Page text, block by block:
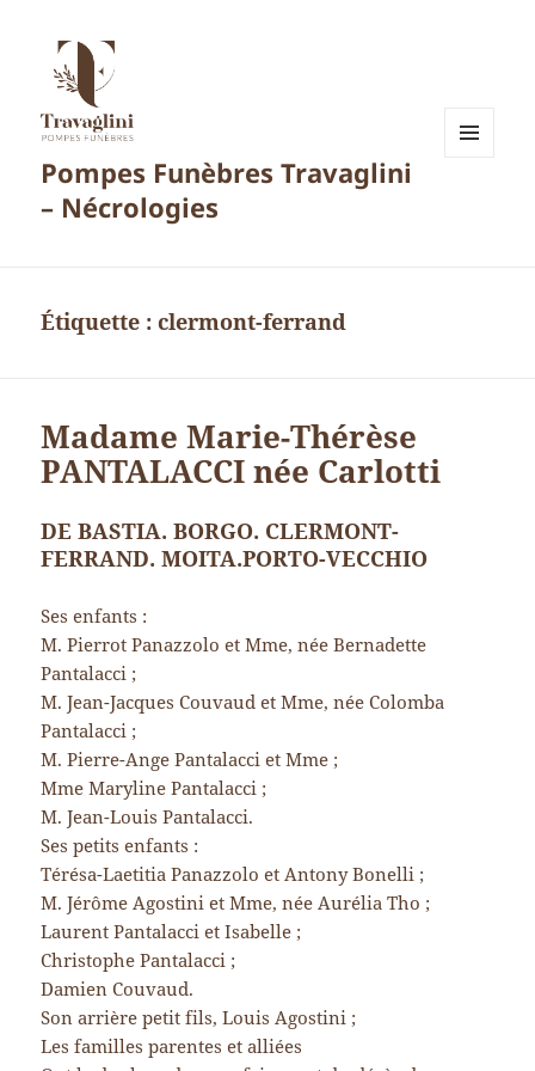
Pompes Funèbres Travaglini
– Nécrologies
Étiquette :clermont-ferrand
Madame Marie-Thérèse
PANTALACCI née Carlotti
DE BASTIA. BORGO. CLERMONT-
FERRAND. MOITA.PORTO-VECCHIO
Ses enfants :
M. Pierrot Panazzolo et Mme, née Bernadette
Pantalacci ;
M. Jean-Jacques Couvaud et Mme, née Colomba
Pantalacci ;
M. Pierre-Ange Pantalacci et Mme ;
Mme Maryline Pantalacci ;
M. Jean-Louis Pantalacci.
Ses petits enfants :
Térésa-Laetitia Panazzolo et Antony Bonelli ;
M. Jérôme Agostini et Mme, née Aurélia Tho ;
Laurent Pantalacci et Isabelle ;
Christophe Pantalacci ;
Damien Couvaud.
Son arrière petit fils, Louis Agostini ;
Les familles parentes et alliées